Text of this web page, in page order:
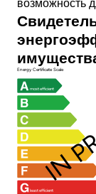
возможность
Energy Certificate Scale
most efficient
least efficient
IN